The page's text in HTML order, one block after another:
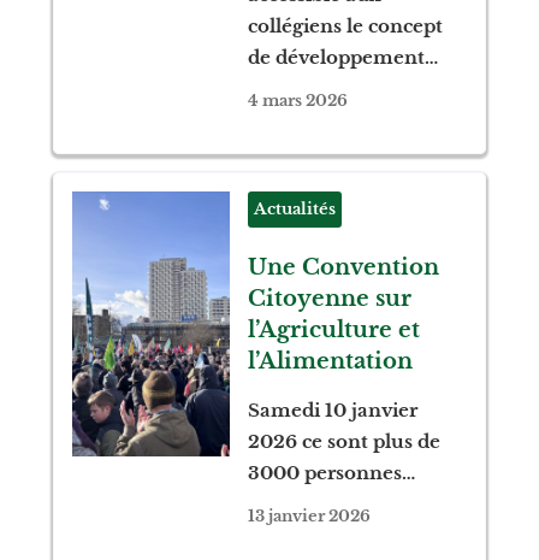
collégiens le concept
de développement…
4 mars 2026
Une Convention
Citoyenne sur
l’Agriculture et
l’Alimentation
Actualités
Samedi 10 janvier
2026 ce sont plus de
3000 personnes…
13 janvier 2026